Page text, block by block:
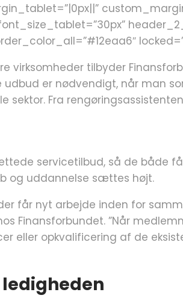
virksomheder tilbyder
er nødvendigt, når man
sektor. Fra
servicetilbud, så de
og uddannelse sættes højt.
får nyt arbejde inden for
Finansforbundet. ”Når
eller opkvalificering af de